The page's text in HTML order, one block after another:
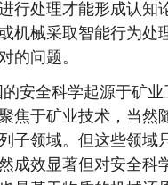
行处理才能形成认知
机械采取智能行为处
的问题。
的安全科学起源于矿
焦于矿业技术，当然
子领域。但这些领域
成效显著但对安全科